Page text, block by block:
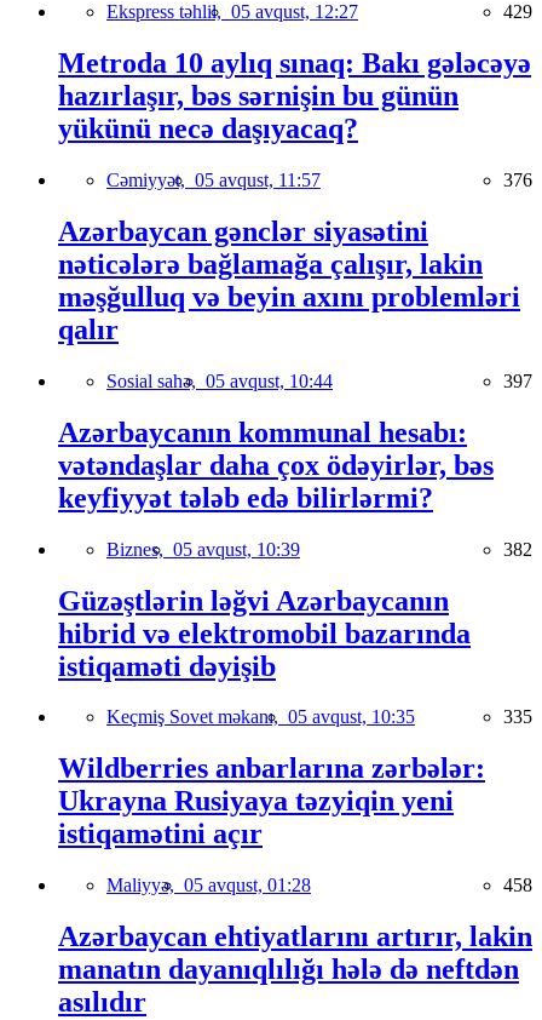
Ekspress təhlil, 05 avqust, 12:27 429
Metroda 10 aylıq sınaq: Bakı gələcəyə
hazırlaşır, bəs sərnişin bu günün
yükünü necə daşıyacaq?
Cəmiyyət, 05 avqust, 11:57 376
Azərbaycan gənclər siyasətini
nəticələrə bağlamağa çalışır, lakin
məşğulluq və beyin axını problemləri
qalır
Sosial sahə, 05 avqust, 10:44 397
Azərbaycanın kommunal hesabı:
vətəndaşlar daha çox ödəyirlər, bəs
keyfiyyət tələb edə bilirlərmi?
Biznes, 05 avqust, 10:39 382
Güzəştlərin ləğvi Azərbaycanın
hibrid və elektromobil bazarında
istiqaməti dəyişib
Keçmiş Sovet məkanı, 05 avqust, 10:35 335
Wildberries anbarlarına zərbələr:
Ukrayna Rusiyaya təzyiqin yeni
istiqamətini açır
Maliyyə, 05 avqust, 01:28 458
Azərbaycan ehtiyatlarını artırır, lakin
manatın dayanıqlılığı hələ də neftdən
asılıdır